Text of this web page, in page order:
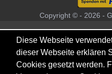
Copyright © - 2026 -
Diese Webseite
dieser Webseite erklären
Cookies gesetzt werden.